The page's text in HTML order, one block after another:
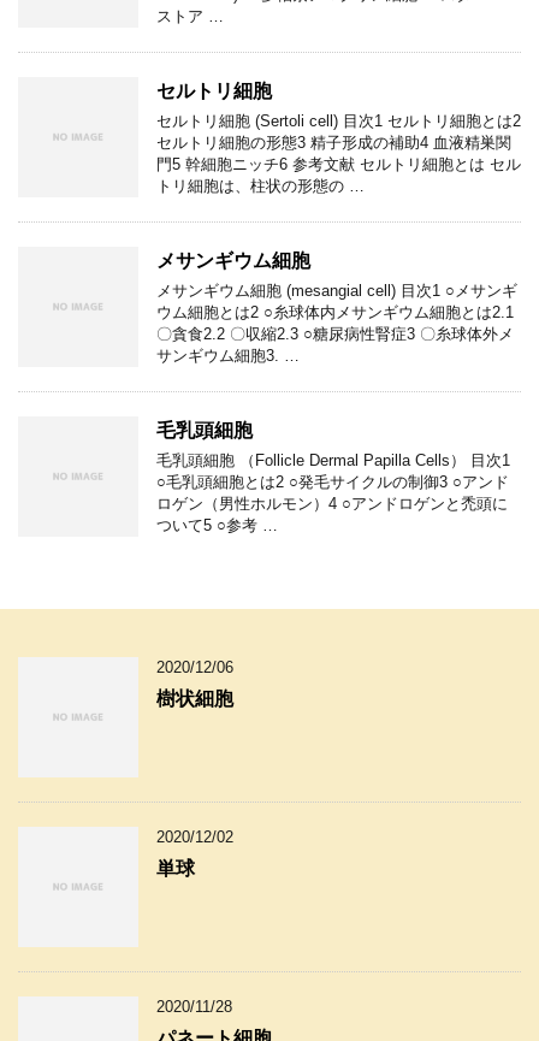
ストア …
セルトリ細胞
セルトリ細胞 (Sertoli cell) 目次1 セルトリ細胞とは2
セルトリ細胞の形態3 精子形成の補助4 血液精巣関
門5 幹細胞ニッチ6 参考文献 セルトリ細胞とは セル
トリ細胞は、柱状の形態の …
メサンギウム細胞
メサンギウム細胞 (mesangial cell) 目次1 ○メサンギ
ウム細胞とは2 ○糸球体内メサンギウム細胞とは2.1
〇貪食2.2 〇収縮2.3 ○糖尿病性腎症3 〇糸球体外メ
サンギウム細胞3. …
毛乳頭細胞
毛乳頭細胞 （Follicle Dermal Papilla Cells） 目次1
○毛乳頭細胞とは2 ○発毛サイクルの制御3 ○アンド
ロゲン（男性ホルモン）4 ○アンドロゲンと禿頭に
ついて5 ○参考 …
2020/12/06
樹状細胞
2020/12/02
単球
2020/11/28